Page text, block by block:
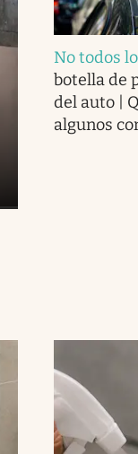
No todos
botella de
del auto |
algunos